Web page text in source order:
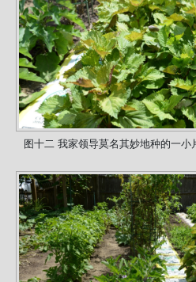
图十二 我家领导莫名其妙地种的一小